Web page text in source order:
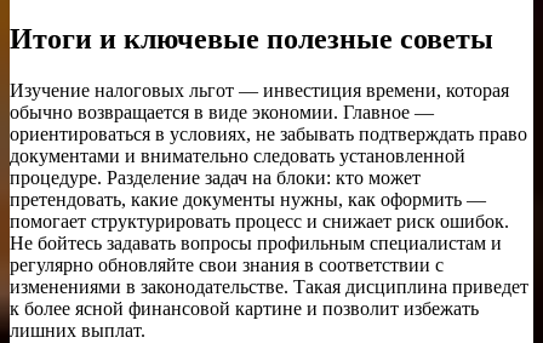
Итоги и ключевые полезные советы
Изучение налоговых льгот — инвестиция времени, которая
обычно возвращается в виде экономии. Главное —
ориентироваться в условиях, не забывать подтверждать право
документами и внимательно следовать установленной
процедуре. Разделение задач на блоки: кто может
претендовать, какие документы нужны, как оформить —
помогает структурировать процесс и снижает риск ошибок.
Не бойтесь задавать вопросы профильным специалистам и
регулярно обновляйте свои знания в соответствии с
изменениями в законодательстве. Такая дисциплина приведет
к более ясной финансовой картине и позволит избежать
лишних выплат.